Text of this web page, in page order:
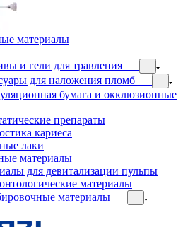
материалы
и гели для травления
для наложения пломб
бумага и окклюзионные
препараты
кариеса
лаки
материалы
для девитализации пульпы
материалы
материалы